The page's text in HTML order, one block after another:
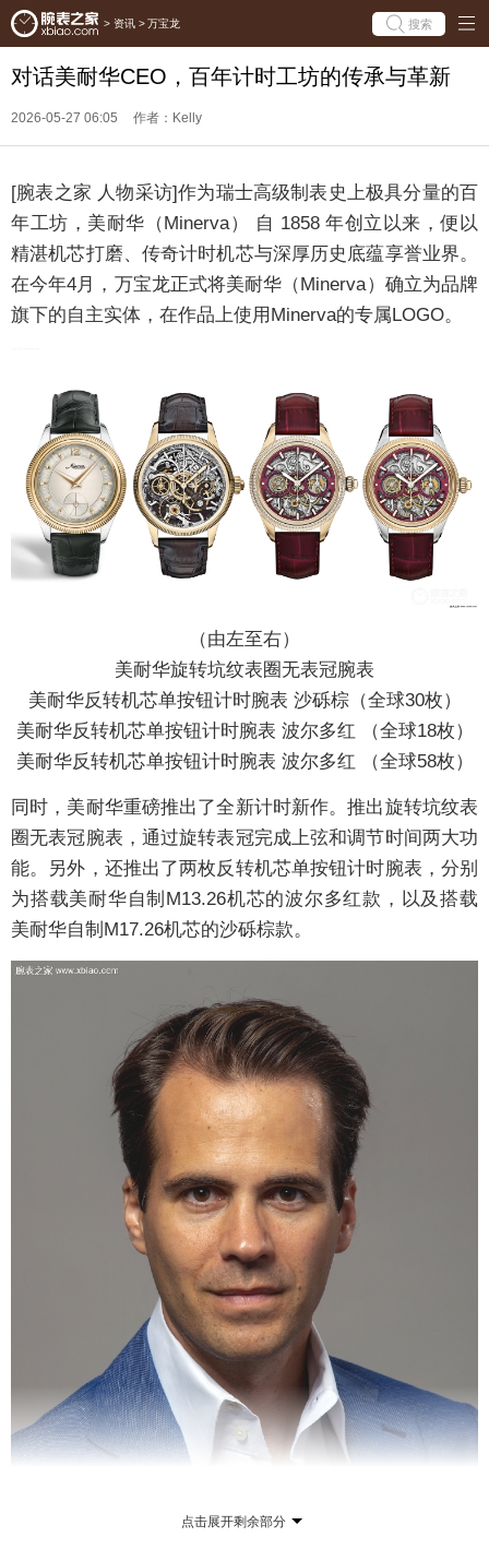
> 资讯 > 万宝龙 搜索
对话美耐华CEO，百年计时工坊的传承与革新
2026-05-27 06:05 作者：Kelly
[腕表之家 人物采访]作为瑞士高级制表史上极具分量的百
年工坊，美耐华（Minerva） 自 1858 年创立以来，便以
精湛机芯打磨、传奇计时机芯与深厚历史底蕴享誉业界。
在今年4月，万宝龙正式将美耐华（Minerva）确立为品牌
旗下的自主实体，在作品上使用Minerva的专属LOGO。
（由左至右）
美耐华旋转坑纹表圈无表冠腕表
美耐华反转机芯单按钮计时腕表 沙砾棕（全球30枚）
美耐华反转机芯单按钮计时腕表 波尔多红 （全球18枚）
美耐华反转机芯单按钮计时腕表 波尔多红 （全球58枚）
同时，美耐华重磅推出了全新计时新作。推出旋转坑纹表
圈无表冠腕表，通过旋转表冠完成上弦和调节时间两大功
能。另外，还推出了两枚反转机芯单按钮计时腕表 ，分别
为搭载美耐华自制M13.26机芯的波尔多红款，以及搭载
美耐华自制M17.26机芯的沙砾棕款。
点击展开剩余部分